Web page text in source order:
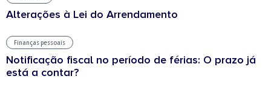
Alterações à Lei do Arrendamento
Finanças pessoais
Notificação fiscal no período de férias: O prazo já
está a contar?